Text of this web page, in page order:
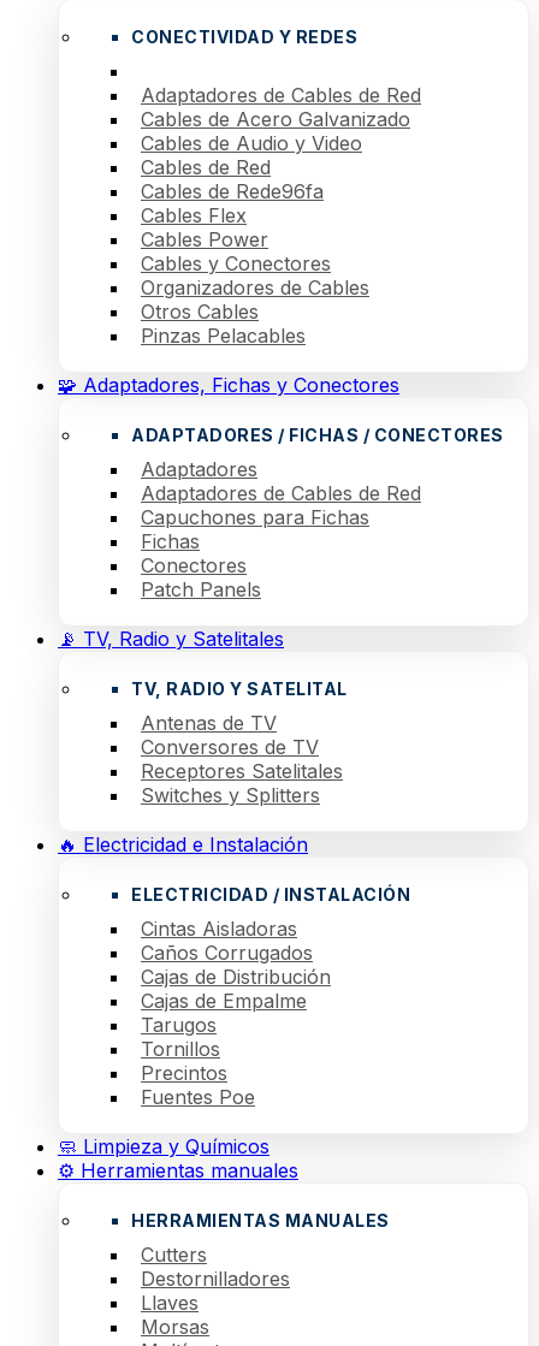
CONECTIVIDAD Y REDES
Adaptadores de Cables de Red
Cables de Acero Galvanizado
Cables de Audio y Video
Cables de Red
Cables de Rede96fa
Cables Flex
Cables Power
Cables y Conectores
Organizadores de Cables
Otros Cables
Pinzas Pelacables
🧩 Adaptadores, Fichas y Conectores
ADAPTADORES / FICHAS / CONECTORES
Adaptadores
Adaptadores de Cables de Red
Capuchones para Fichas
Fichas
Conectores
Patch Panels
📡 TV, Radio y Satelitales
TV, RADIO Y SATELITAL
Antenas de TV
Conversores de TV
Receptores Satelitales
Switches y Splitters
🔥 Electricidad e Instalación
ELECTRICIDAD / INSTALACIÓN
Cintas Aisladoras
Caños Corrugados
Cajas de Distribución
Cajas de Empalme
Tarugos
Tornillos
Precintos
Fuentes Poe
🧼 Limpieza y Químicos
⚙️ Herramientas manuales
HERRAMIENTAS MANUALES
Cutters
Destornilladores
Llaves
Morsas